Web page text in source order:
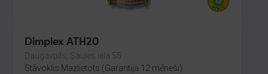
Dimplex ATH20
Daugavpils, Saules iela 55
Stāvoklis Mazlietots (Garantija 12 mēneši)